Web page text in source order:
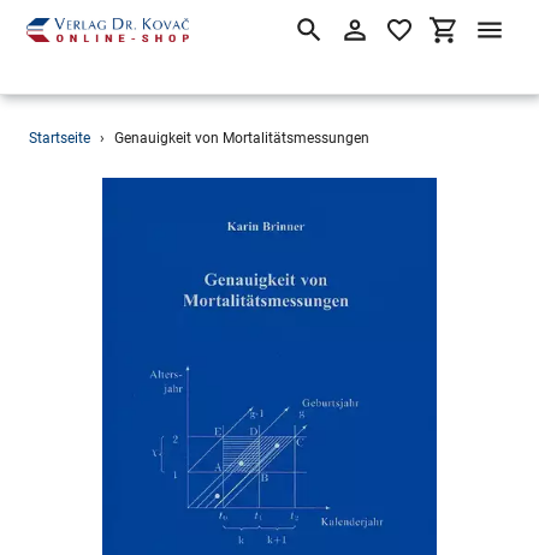
Direkt
SuchenEinloggen
Startseite › Genauigkeit von Mortalitätsmessungen